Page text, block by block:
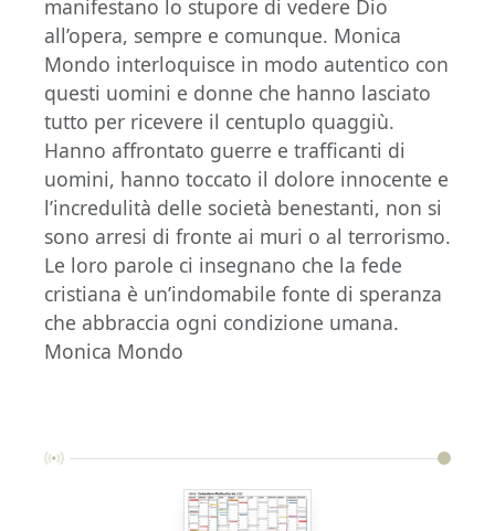
manifestano lo stupore di vedere Dio
all’opera, sempre e comunque. Monica
Mondo interloquisce in modo autentico con
questi uomini e donne che hanno lasciato
tutto per ricevere il centuplo quaggiù.
Hanno affrontato guerre e trafficanti di
uomini, hanno toccato il dolore innocente e
l’incredulità delle società benestanti, non si
sono arresi di fronte ai muri o al terrorismo.
Le loro parole ci insegnano che la fede
cristiana è un’indomabile fonte di speranza
che abbraccia ogni condizione umana.
Monica Mondo